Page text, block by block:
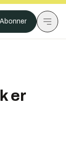
Abonner
er